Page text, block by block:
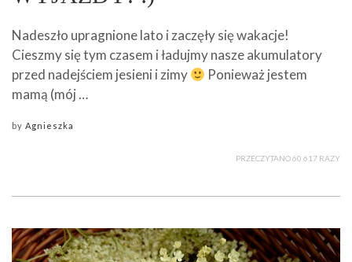
Nadeszło upragnione lato i zaczęły się wakacje!
Cieszmy się tym czasem i ładujmy nasze akumulatory
przed nadejściem jesieni i zimy
Ponieważ jestem
mamą (mój …
by Agnieszka
PRZECZYTANO 60 617 RAZY